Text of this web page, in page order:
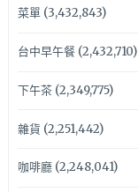
菜單(3,432,843)
台中早午餐(2,432,710)
下午茶(2,349,775)
雜貨 (2,251,442)
咖啡廳(2,248,041)